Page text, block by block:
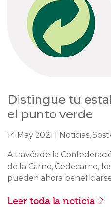
Distingue tu
el punto verde
14 May 2021 | Noticias,
A través de la
de la Carne, Cedecarne,
pueden ahora beneficiarse
Leer toda la noticia